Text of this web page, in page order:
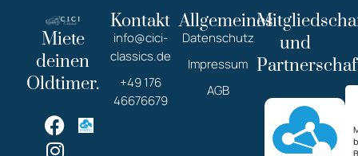
Miete
deinen
Oldtimer.
Kontakt
info@cici-
classics.de
+49 176
46676679
Allgemeines
Datenschutz
Impressum
AGB
und